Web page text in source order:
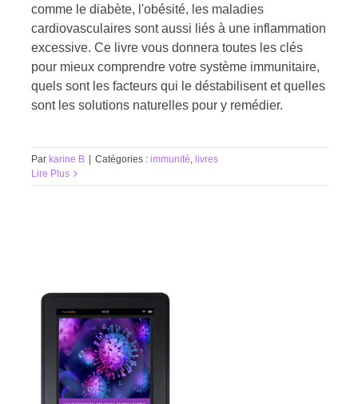
comme le diabète, l'obésité, les maladies
cardiovasculaires sont aussi liés à une inflammation
excessive. Ce livre vous donnera toutes les clés
pour mieux comprendre votre système immunitaire,
quels sont les facteurs qui le déstabilisent et quelles
sont les solutions naturelles pour y remédier.
Par karine B Catégories : immunité, livres
Lire Plus